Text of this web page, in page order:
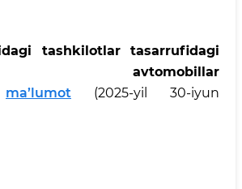
tashkilotlar tasarrufidagi
avtomobillar
ma’lumot (2025-yil 30-iyun